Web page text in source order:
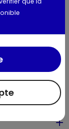
(E471
broyées,
naturel de
: amandes,
Alliance.